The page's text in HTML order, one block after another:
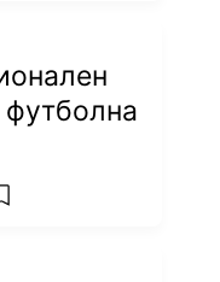
футболна
add favorites